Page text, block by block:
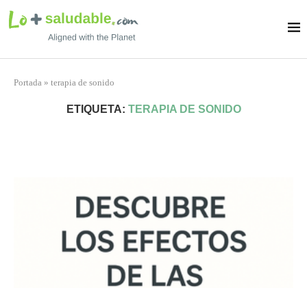
Portada » terapia de sonido
ETIQUETA: TERAPIA DE SONIDO